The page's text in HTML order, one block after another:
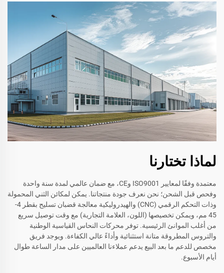
لماذا تختارنا
معتمدة وفقًا لمعايير ISO9001 وCE، مع ضمان عالمي لمدة سنة واحدة
وفحص قبل الشحن؛ نحن نعرف جودة منتجاتنا. يمكن لمكائن الثني المحمولة
وذات التحكم الرقمي (CNC) والهيدروليكية معالجة قضبان تسليح بقطر 4-
45 مم، ويمكن تخصيصها (اللون، العلامة التجارية) مع وقت توصيل سريع
من أغلب الموانئ الرئيسية. توفر محركات النحاس القياسية الوطنية
والتروس المطروقة متانة استثنائية وأداءً عالي الكفاءة. ويوجد فريق
مخصص للدعم ما بعد البيع يدعم عملاءنا العالميين على مدار الساعة طوال
أيام الأسبوع.